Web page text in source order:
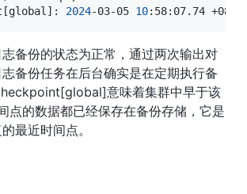
[global ] : 2024-03-05 10:58:07.74 +0800
志备份的状态为正常，通过两次输出对
备份任务在后台确实是在定期执行备
意味着集群中早于该
点的数据都已经保存在备份存储，它是
最近时间点。